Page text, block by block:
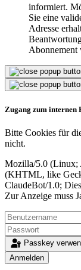
informiert.
Sie eine
Adresse
Abonnement
Zugang zum internen
Bitte Cookies für
nicht.
Mozilla/5.0 (Linux;
(KHTML, like
ClaudeBot/1.0;
Zur Anzeige muss
Passkey
Anmelden